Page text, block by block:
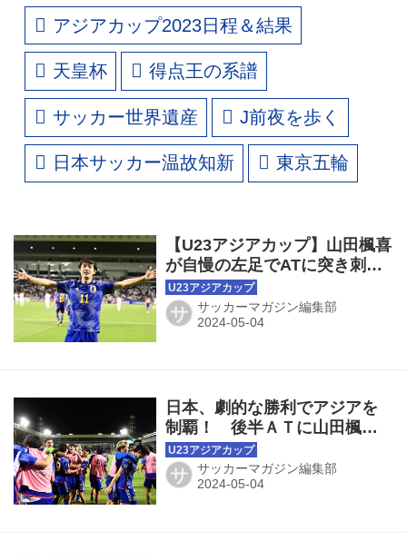
アジアカップ2023日程＆結果
天皇杯 得点王の系譜
サッカー世界遺産 J前夜を歩く
日本サッカー温故知新 東京五輪
【U23アジアカップ】山田楓喜
が自慢の左足でATに突き刺し
てアジアチャンピオン！「パ
リでも優勝へ突っ走る！」
サ サッカーマガジン編集部
日本、劇的な勝利でアジアを
制覇！ 後半ＡＴに山田楓喜
の左足がさく裂！ 小久保玲
央ブライアンがＰＫをストッ
プ！◎U23アジアカップ決勝
サ サッカーマガジン編集部